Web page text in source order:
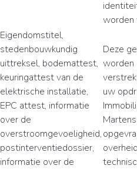
worden
Eigendomstitel,
stedenbouwkundig
uittreksel, bodemattest,
keuringattest van de
elektrische installatie,
EPC attest, informatie
over de
overstroomgevoeligheid,
postinterventiedossier,
informatie over de
Deze
worden
uw